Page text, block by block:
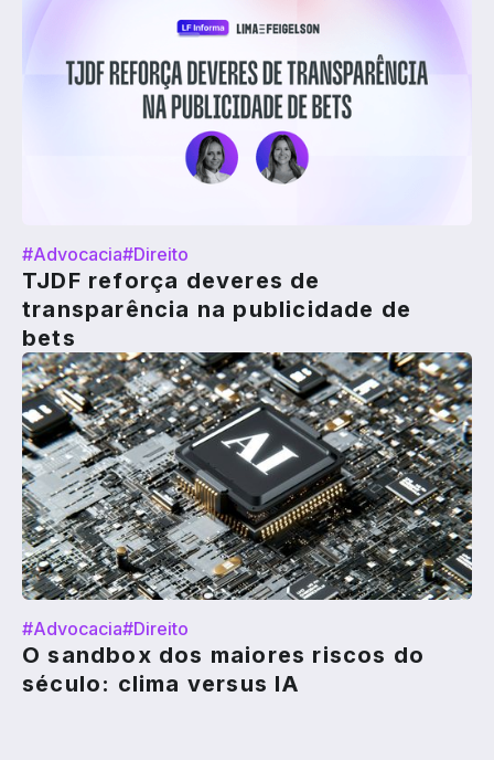
#Advocacia#Direito
TJDF reforça deveres de
transparência na publicidade de
bets
#Advocacia#Direito
O sandbox dos maiores riscos do
século: clima versus IA